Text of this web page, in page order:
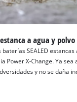
a agua y polvo
SEALED
Power X-Change. Ya
y no se daña